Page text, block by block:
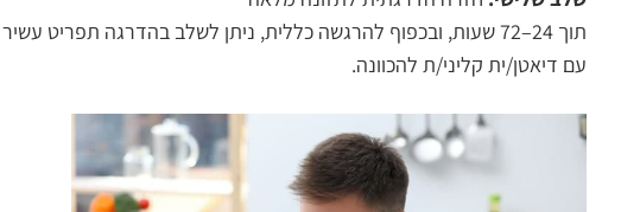
תוך 24–72 שעות, ובכפוף להרגשה כללית, ניתן לשלב בהדרגה
עם דיאטן/ית קליני/ת להכוונה.